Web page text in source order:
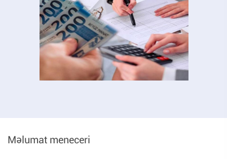
Məlumat meneceri